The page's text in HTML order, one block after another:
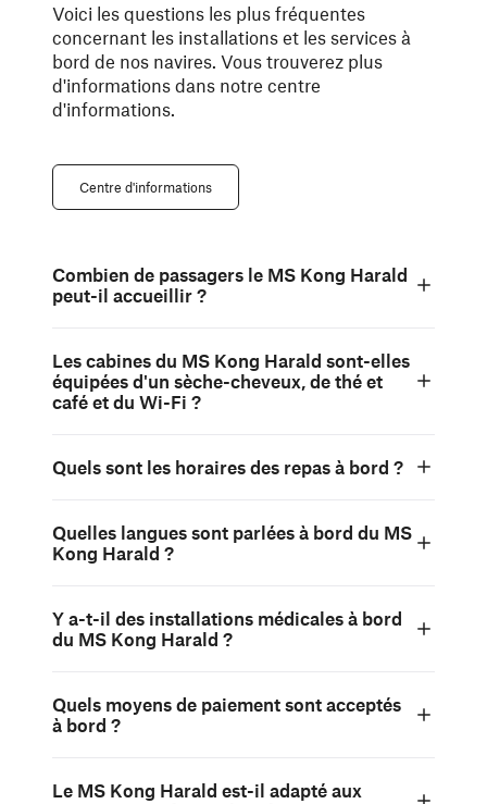
Voici les questions les plus fréquentes
concernant les installations et les services à
bord de nos navires. Vous trouverez plus
d'informations dans notre centre
d'informations.
Centre d'informations
Combien de passagers le MS Kong Harald
peut-il accueillir ?
Les cabines du MS Kong Harald sont-elles
équipées d'un sèche-cheveux, de thé et
café et du Wi-Fi ?
Quels sont les horaires des repas à bord ?
Quelles langues sont parlées à bord du MS
Kong Harald ?
Y a-t-il des installations médicales à bord
du MS Kong Harald ?
Quels moyens de paiement sont acceptés
à bord ?
Le MS Kong Harald est-il adapté aux